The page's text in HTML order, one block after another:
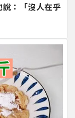
：「沒人在乎